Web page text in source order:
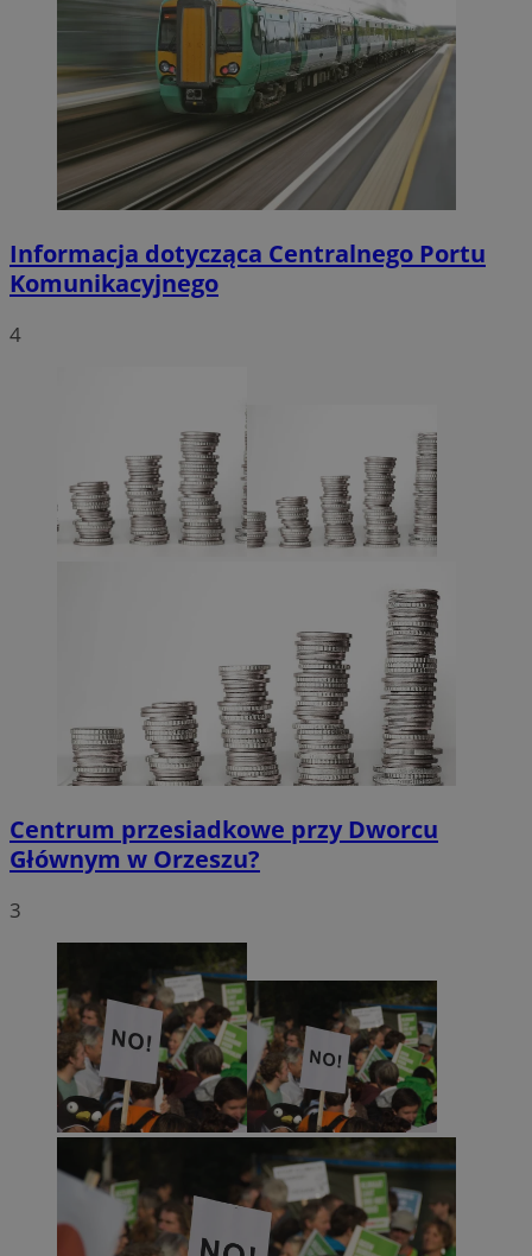
Informacja dotycząca Centralnego Portu
Komunikacyjnego
4
Centrum przesiadkowe przy Dworcu
Głównym w Orzeszu?
3